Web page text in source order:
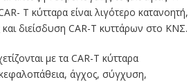
T κύτταρα είναι λιγότερο κατανοητή,
διείσδυση CAR-T κυττάρων στο ΚΝΣ.
με τα CAR-T κύτταρα
άγχος, σύγχυση,